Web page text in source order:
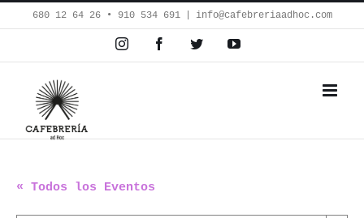
Saltar
al
contenido
680 12 64 26‬ • 910 534 691 info@cafebreriaadhoc.com
InstagramFacebookTwitterYouTube
« Todos los Eventos